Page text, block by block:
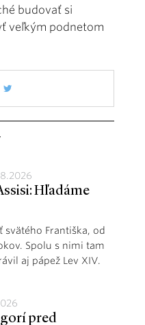
budovať si
veľkým podnetom
Hľadáme
Františka, od
Spolu s nimi tam
aj pápež Lev XIV.
pred